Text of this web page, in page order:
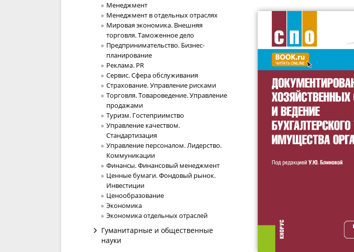
Менеджмент
Менеджмент в отдельных отраслях
Мировая экономика. Внешняя
торговля. Таможенное дело
Предпринимательство. Бизнес-
планирование
Реклама. PR
Сервис. Сфера обслуживания
Страхование. Управление рисками
Торговля. Товароведение. Управление
продажами
Туризм. Гостеприимство
Управление качеством.
Стандартизация
Управление персоналом. Лидерство.
Коммуникации
Финансы. Финансовый менеджмент
Ценные бумаги. Фондовый рынок.
Инвестиции
Ценообразование
Экономика
Экономика отдельных отраслей
Гуманитарные и общественные
науки